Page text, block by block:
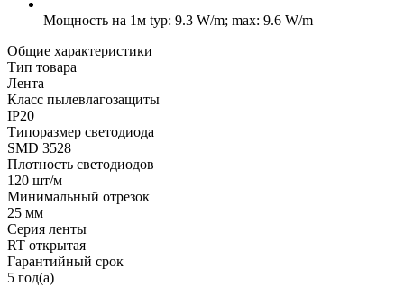
Мощность на 1м typ: 9.3 W/m; max: 9.6 W/m
Общие характеристики
Тип товара
Лента
Класс пылевлагозащиты
IP20
Типоразмер светодиода
SMD 3528
Плотность светодиодов
120 шт/м
Минимальный отрезок
25 мм
Серия ленты
RT открытая
Гарантийный срок
5 год(а)